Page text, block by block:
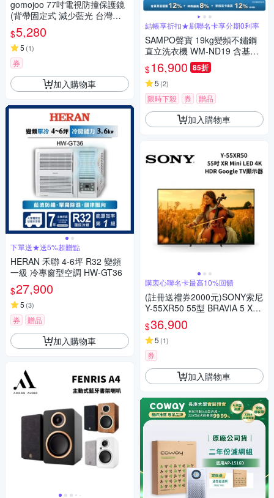
gomojoo 77吋電視防撞保護鏡
(背帶固定式 減少藍光 台灣製
造)
$5,280
5 (1)
券
加入購物車
下單送★送5%超贈點
HERAN 禾聯 4-6坪 R32 變頻
一級 冷專窗型空調 HW-GT36
$27,900
5 (3)
券 贈品
加入購物車
結帳享折扣★刷聯名卡享分期0利率
SAMPO聲寶 19kg變頻不鏽鋼
直立洗衣機 WM-ND19 含基本
安裝+舊機回收
$16,900 85折
5 (2)
限時下殺 券 贈品
加入購物車
購衷心聯名卡最高10%回饋
(註冊送禮券2000元)SONY索尼
Y-55XR50 55型 BRAVIA 5 XR
智慧顯示器
$36,900
5 (1)
券
加入購物車